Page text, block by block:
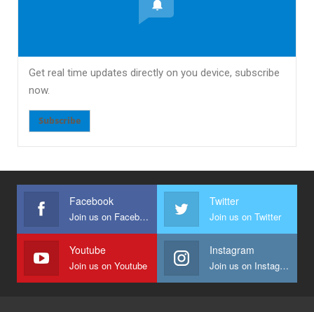
Get real time updates directly on you device, subscribe
now.
Subscribe
Facebook
Join us on Facebook
Twitter
Join us on Twitter
Youtube
Join us on Youtube
Instagram
Join us on Instagram